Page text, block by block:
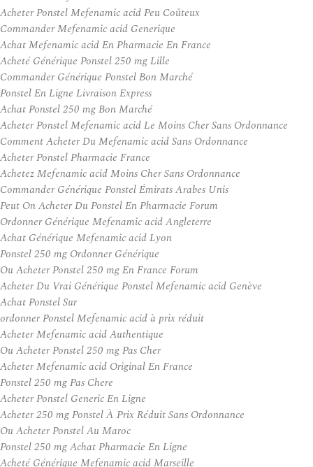
Acheter Ponstel Mefenamic acid Peu Coûteux
Commander Mefenamic acid Generique
Achat Mefenamic acid En Pharmacie En France
Acheté Générique Ponstel 250 mg Lille
Commander Générique Ponstel Bon Marché
Ponstel En Ligne Livraison Express
Achat Ponstel 250 mg Bon Marché
Acheter Ponstel Mefenamic acid Le Moins Cher Sans Ordonnance
Comment Acheter Du Mefenamic acid Sans Ordonnance
Acheter Ponstel Pharmacie France
Achetez Mefenamic acid Moins Cher Sans Ordonnance
Commander Générique Ponstel Émirats Arabes Unis
Peut On Acheter Du Ponstel En Pharmacie Forum
Ordonner Générique Mefenamic acid Angleterre
Achat Générique Mefenamic acid Lyon
Ponstel 250 mg Ordonner Générique
Ou Acheter Ponstel 250 mg En France Forum
Acheter Du Vrai Générique Ponstel Mefenamic acid Genève
Achat Ponstel Sur
ordonner Ponstel Mefenamic acid à prix réduit
Acheter Mefenamic acid Authentique
Ou Acheter Ponstel 250 mg Pas Cher
Acheter Mefenamic acid Original En France
Ponstel 250 mg Pas Chere
Acheter Ponstel Generic En Ligne
Acheter 250 mg Ponstel À Prix Réduit Sans Ordonnance
Ou Acheter Ponstel Au Maroc
Ponstel 250 mg Achat Pharmacie En Ligne
Acheté Générique Mefenamic acid Marseille